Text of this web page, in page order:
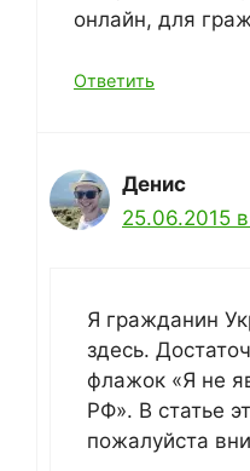
онлайн, для
Ответить
Денис
25.06.2015
Я гражданин
здесь.
флажок «Я не
РФ». В статье
пожалуйста